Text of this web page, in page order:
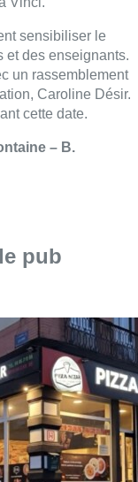
Nizar: un coup de
au
météo